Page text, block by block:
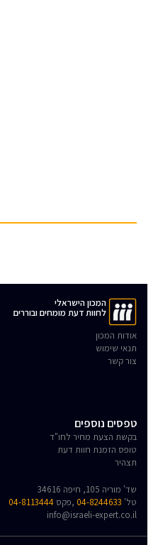
המכון הישראלי
לחוות דעת מומחים ובוררים
אודות המכון
תנאי שימוש
צור קשר
טפסים נוספים
בקשת הצעת מחיר לחו"ד
טופס הזמנת חוות דעת
תצהיר
שד' מוריה 105, חיפה 34616
טל' 04-8244633 ,פקס 04-8113444
info@israeli-expert.co.il